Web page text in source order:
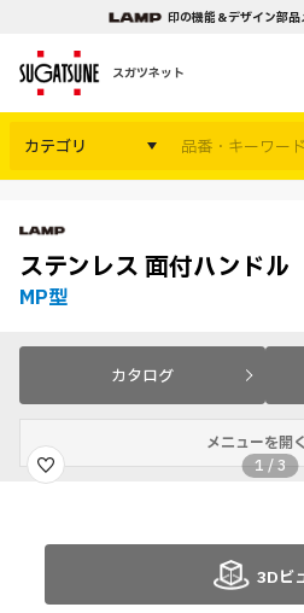
印の機能＆デザイン部
スガツネット
カテゴリ
ステンレス 面付ハンドル
MP型
カタログ
メニューを開く
1 /3
3Dビ